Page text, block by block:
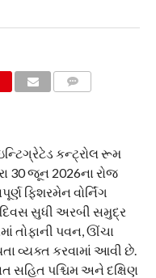
કન્ટ્રોલ રૂમ
30 જૂન 2026ના રોજ
ફિશરમેન વોર્નિંગ
સુધી અરબી સમુદ્ર
તોફાની પવન, ઊંચા
વ્યક્ત કરવામાં આવી છે.
સહિત પશ્ચિમ અને દક્ષિણ